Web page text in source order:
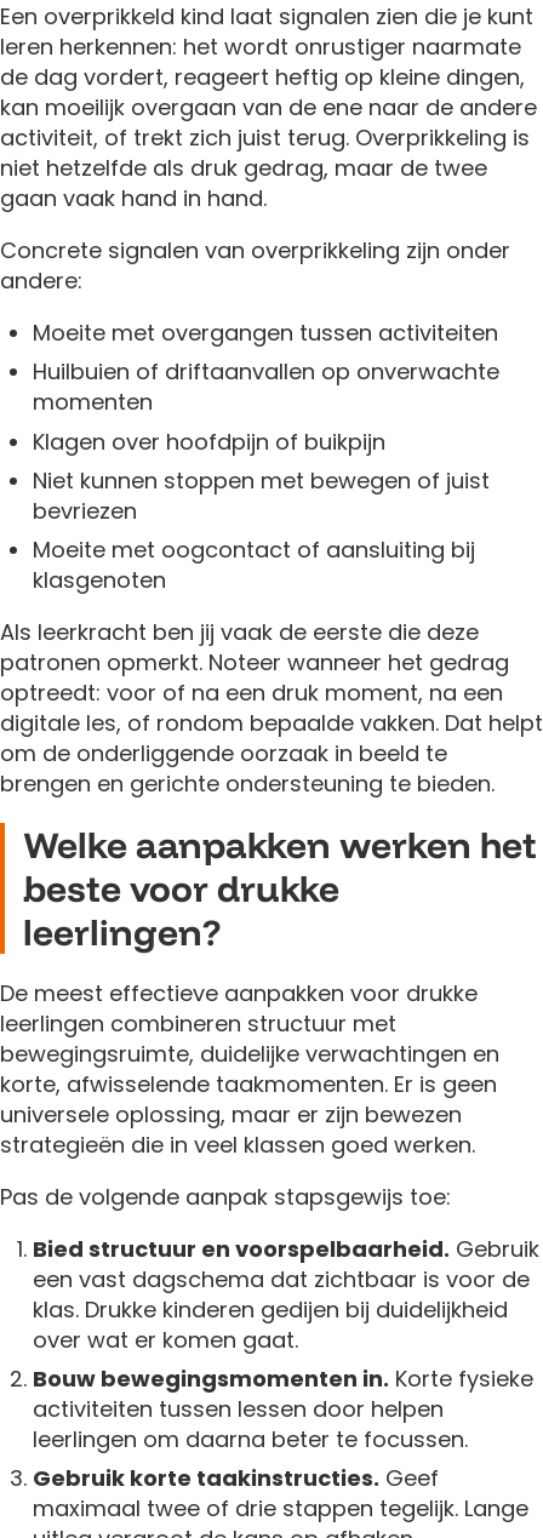
Een overprikkeld kind laat signalen zien die je kunt
leren herkennen: het wordt onrustiger naarmate
de dag vordert, reageert heftig op kleine dingen,
kan moeilijk overgaan van de ene naar de andere
activiteit, of trekt zich juist terug. Overprikkeling is
niet hetzelfde als druk gedrag, maar de twee
gaan vaak hand in hand.
Concrete signalen van overprikkeling zijn onder
andere:
Moeite met overgangen tussen activiteiten
Huilbuien of driftaanvallen op onverwachte
momenten
Klagen over hoofdpijn of buikpijn
Niet kunnen stoppen met bewegen of juist
bevriezen
Moeite met oogcontact of aansluiting bij
klasgenoten
Als leerkracht ben jij vaak de eerste die deze
patronen opmerkt. Noteer wanneer het gedrag
optreedt: voor of na een druk moment, na een
digitale les, of rondom bepaalde vakken. Dat helpt
om de onderliggende oorzaak in beeld te
brengen en gerichte ondersteuning te bieden.
Welke aanpakken werken het
beste voor drukke
leerlingen?
De meest effectieve aanpakken voor drukke
leerlingen combineren structuur met
bewegingsruimte, duidelijke verwachtingen en
korte, afwisselende taakmomenten. Er is geen
universele oplossing, maar er zijn bewezen
strategieën die in veel klassen goed werken.
Pas de volgende aanpak stapsgewijs toe:
Bied structuur en voorspelbaarheid. Gebruik
een vast dagschema dat zichtbaar is voor de
klas. Drukke kinderen gedijen bij duidelijkheid
over wat er komen gaat.
Bouw bewegingsmomenten in. Korte fysieke
activiteiten tussen lessen door helpen
leerlingen om daarna beter te focussen.
Gebruik korte taakinstructies. Geef
maximaal twee of drie stappen tegelijk. Lange